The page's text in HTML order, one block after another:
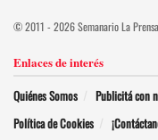
© 2011 - 2026 Semanario La
Enlaces de interés
Quiénes Somos Publicitá con
Política de Cookies